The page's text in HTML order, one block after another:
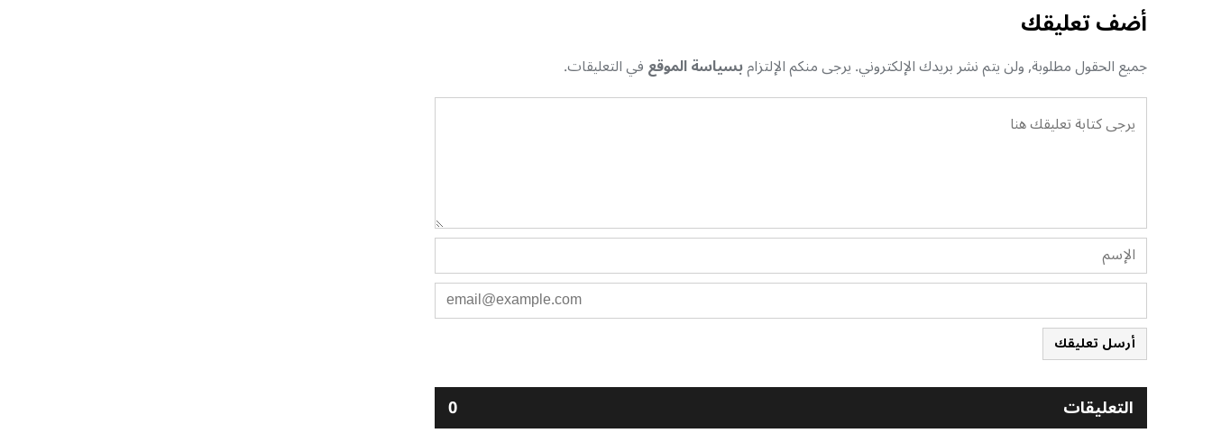
أضف تعليقك
جميع الحقول مطلوبة, ولن يتم نشر بريدك الإلكتروني. يرجى منكم الإلتزامبسياسة الموقعفي التعليقات.
أرسل تعليقك
التعليقات 0